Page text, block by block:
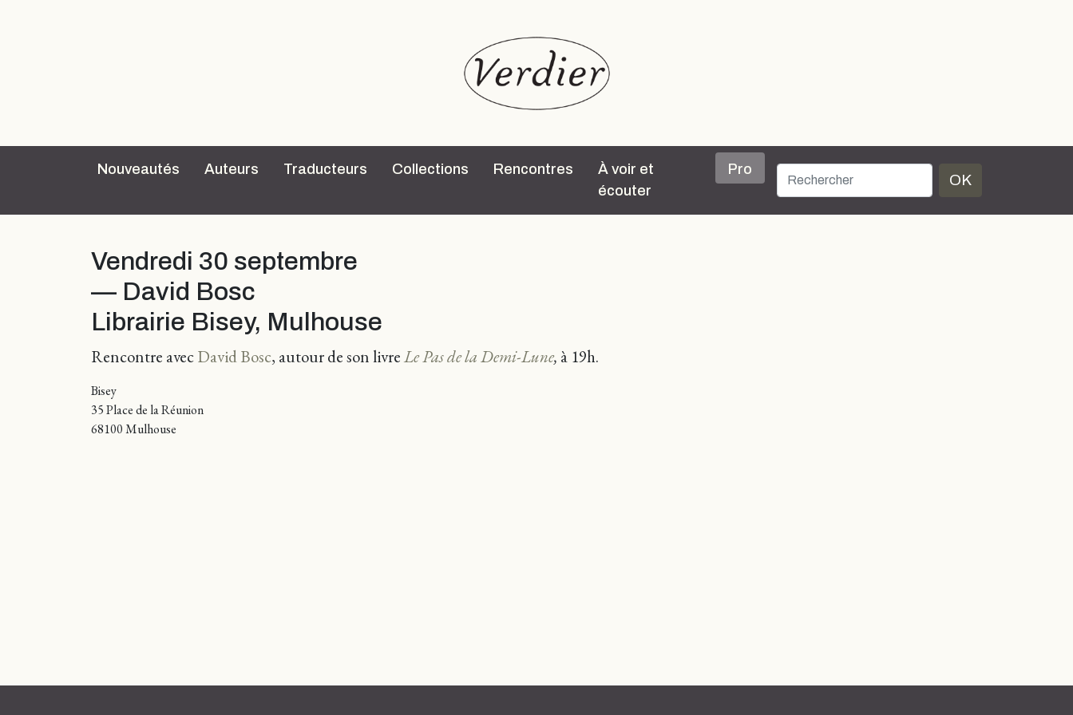
Nouveautés Auteurs Traducteurs Collections Rencontres
À voir et
écouter
Pro
OK
Vendredi 30 septembre
— David Bosc
Librairie Bisey, Mulhouse
Rencontre avecDavid Bosc, autour de son livreLe Pas de la Demi-Lune, à 19h.
Bisey
35 Place de la Réunion
68100 Mulhouse